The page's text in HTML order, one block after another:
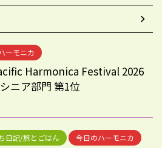
ーモニカ
Harmonica Festival 2026
ニア部門 第1位
日記/旅とごはん 今日のハーモニカ